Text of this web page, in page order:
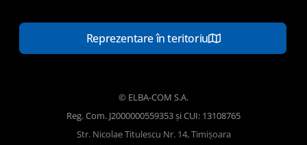
Reprezentare în teritoriu
© ELBA-COM S.A.
Reg. Com. J2000000559353 și CUI: 13108765
Str. Nicolae Titulescu Nr. 14, Timișoara